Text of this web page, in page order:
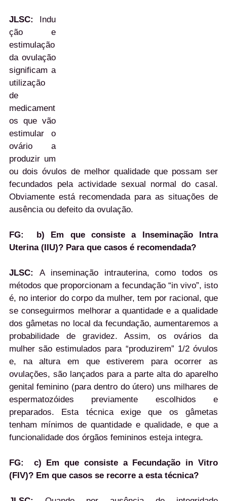
JLSC: Indu
ção e
estimulação
da ovulação
significam a
utilização
de
medicament
os que vão
estimular o
ovário a
produzir um
ou dois óvulos de melhor qualidade que possam ser
fecundados pela actividade sexual normal do casal.
Obviamente está recomendada para as situações de
ausência ou defeito da ovulação.
FG:
b) Em que consiste a Inseminação Intra
Uterina (IIU)? Para que casos é recomendada?
JLSC: A inseminação intrauterina, como todos os
métodos que proporcionam a fecundação “in vivo”, isto
é, no interior do corpo da mulher, tem por racional, que
se conseguirmos melhorar a quantidade e a qualidade
dos gâmetas no local da fecundação, aumentaremos a
probabilidade de gravidez. Assim, os ovários da
mulher são estimulados para “produzirem” 1/2 óvulos
e, na altura em que estiverem para ocorrer as
ovulações, são lançados para a parte alta do aparelho
genital feminino (para dentro do útero) uns milhares de
espermatozóides previamente escolhidos e
preparados. Esta técnica exige que os gâmetas
tenham mínimos de quantidade e qualidade, e que a
funcionalidade dos órgãos femininos esteja integra.
FG:
c) Em que consiste a Fecundação in Vitro
(FIV)? Em que casos se recorre a esta técnica?